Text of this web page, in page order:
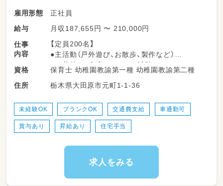
雇用形態
正社員
給与
月収187,655円 〜 210,000円
仕事
内容
【定員200名】
●主活動（戸外遊び、お散歩、製作など）
●お着替え、食事、トイレの補助
●子どもの受け入れ、送り出し
●保護者との連絡事項の確認
園内外の環境設定
●清掃や点検 など
0歳児：6名
1歳児：11名
年少 ：3クラス 40名
資格
保育士 幼稚園教諭第一種 幼稚園教諭第二種
住所
栃木県大田原市元町1-1-36
未経験OK ブランクOK 交通費支給 車通勤可
賞与あり 昇給あり 住宅手当
求人をみる